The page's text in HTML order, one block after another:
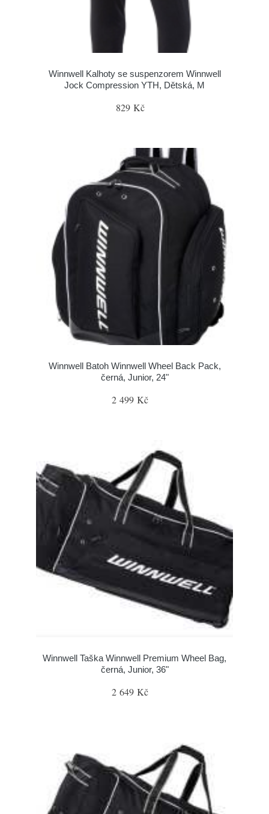
Winnwell Kalhoty se suspenzorem Winnwell
Jock Compression YTH, Dětská, M
829 Kč
Winnwell Batoh Winnwell Wheel Back Pack,
černá, Junior, 24"
2 499 Kč
Winnwell Taška Winnwell Premium Wheel Bag,
černá, Junior, 36"
2 649 Kč